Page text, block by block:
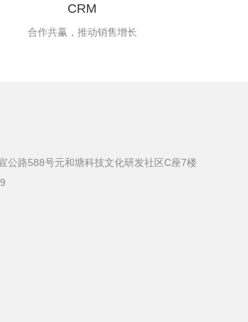
CRM
合作共赢，推动销售增长
公路588号元和塘科技文化研发社区C座7楼